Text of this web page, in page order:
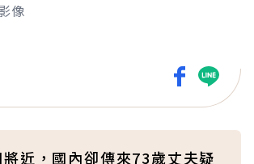
像
近，國內卻傳來73歲丈夫疑